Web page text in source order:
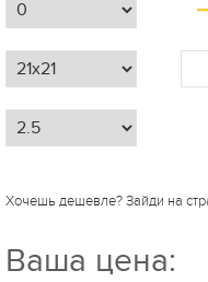
Хочешь дешевле? Зайди на
Ваша цена: